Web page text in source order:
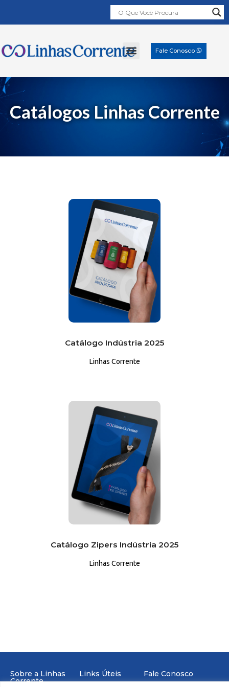
Fale Conosco
Catálogos Linhas Corrente
Catálogo Indústria 2025
Linhas Corrente
Catálogo Zipers Indústria 2025
Linhas Corrente
Sobre a Linhas
Corrente
Links Úteis Fale Conosco